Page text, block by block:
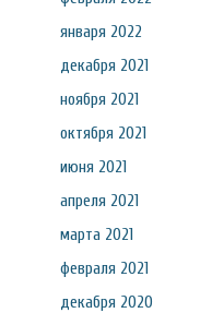
января 2022
декабря 2021
ноября 2021
октября 2021
июня 2021
апреля 2021
марта 2021
февраля 2021
декабря 2020